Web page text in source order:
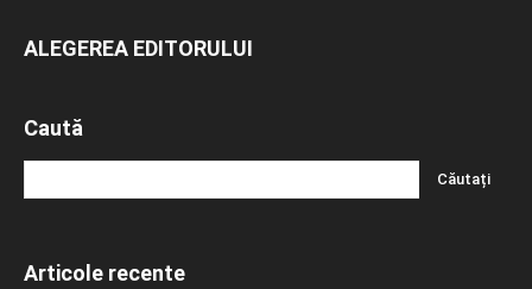
ALEGEREA EDITORULUI
Caută
Articole recente